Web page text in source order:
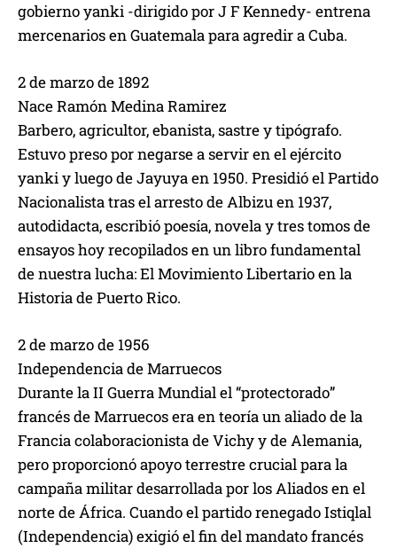
gobierno yanki -dirigido por J F Kennedy- entrena
mercenarios en Guatemala para agredir a Cuba.
2 de marzo de 1892
Nace Ramón Medina Ramirez
Barbero, agricultor, ebanista, sastre y tipógrafo.
Estuvo preso por negarse a servir en el ejército
yanki y luego de Jayuya en 1950. Presidió el Partido
Nacionalista tras el arresto de Albizu en 1937,
autodidacta, escribió poesía, novela y tres tomos de
ensayos hoy recopilados en un libro fundamental
de nuestra lucha: El Movimiento Libertario en la
Historia de Puerto Rico.
2 de marzo de 1956
Independencia de Marruecos
Durante la II Guerra Mundial el “protectorado”
francés de Marruecos era en teoría un aliado de la
Francia colaboracionista de Vichy y de Alemania,
pero proporcionó apoyo terrestre crucial para la
campaña militar desarrollada por los Aliados en el
norte de África. Cuando el partido renegado Istiqlal
(Independencia) exigió el fin del mandato francés